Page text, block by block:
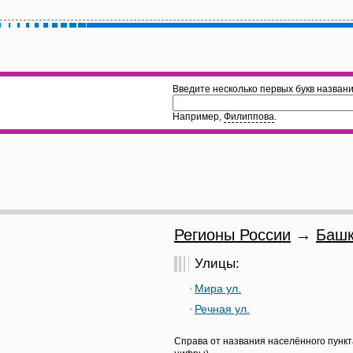
Введите несколько первых букв
Например, Филиппова.
Регионы России →
Улицы:
Мира ул.
Речная ул.
Справа от названия населённого